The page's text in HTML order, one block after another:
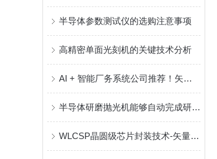
半导体参数测试仪的选购注意事项
高精密单面光刻机的关键技术分析
AI + 智能厂务系统公司推荐！矢量科学 半导体智能厂务系统全链路解决方案服务商
半导体研磨抛光机能够自动完成研磨和抛光过程
WLCSP晶圆级芯片封装技术-矢量科学